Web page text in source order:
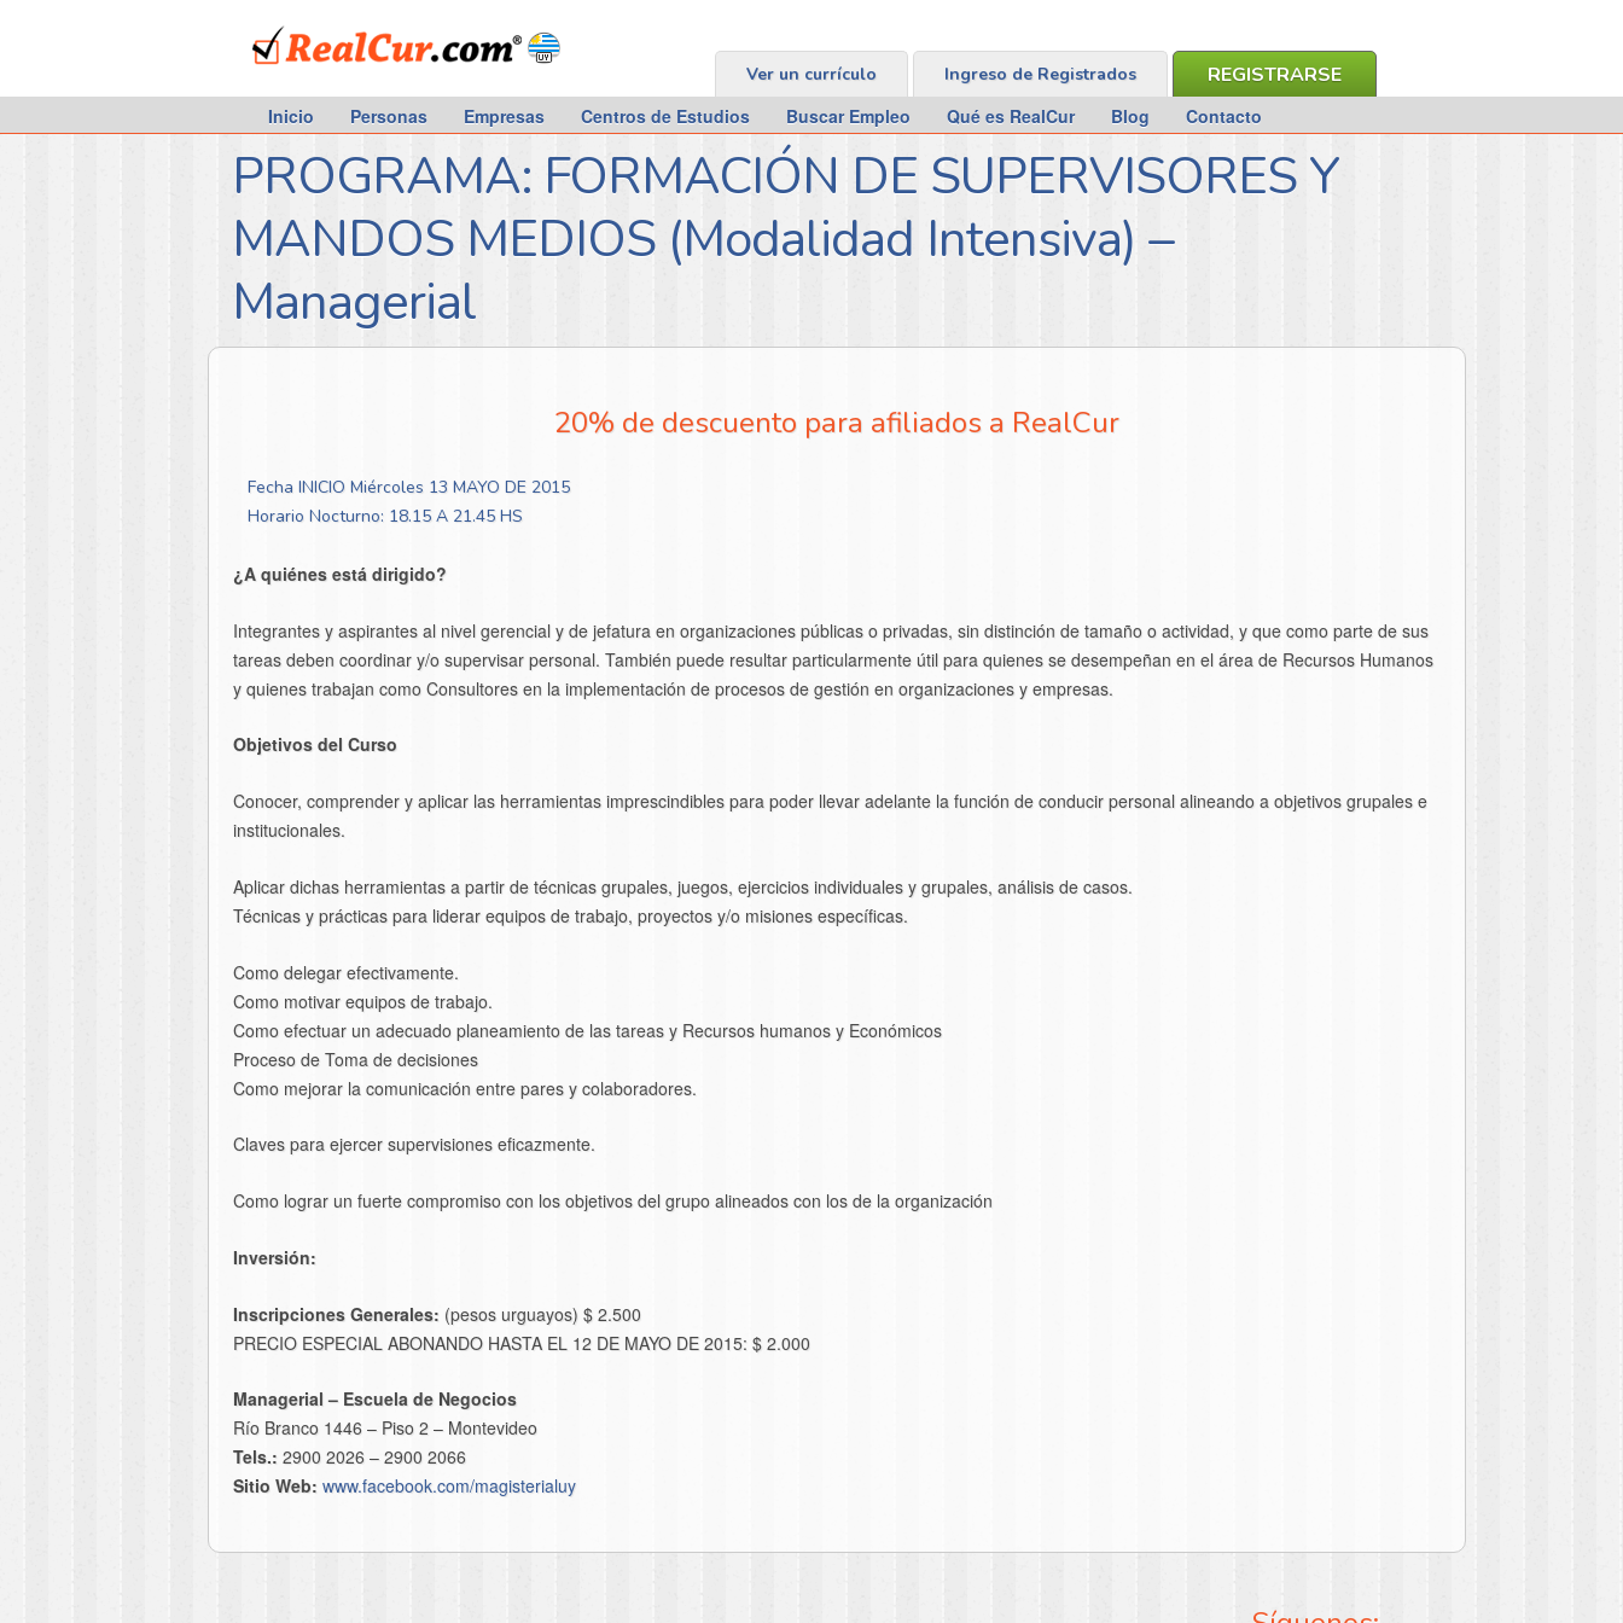
RealCur.com
REGISTRARSE
Ingreso de Registrados
Ver un currículo
Inicio Personas Empresas Centros de Estudios Buscar Empleo Qué es RealCur Blog Contacto
PROGRAMA: FORMACIÓN DE SUPERVISORES Y
MANDOS MEDIOS (Modalidad Intensiva) –
Managerial
20% de descuento para afiliados a RealCur
Fecha INICIO Miércoles 13 MAYO DE 2015
Horario Nocturno: 18.15 A 21.45 HS
¿A quiénes está dirigido?
Integrantes y aspirantes al nivel gerencial y de jefatura en organizaciones públicas o privadas, sin distinción de tamaño o actividad, y que como parte de sus
tareas deben coordinar y/o supervisar personal. También puede resultar particularmente útil para quienes se desempeñan en el área de Recursos Humanos
y quienes trabajan como Consultores en la implementación de procesos de gestión en organizaciones y empresas.
Objetivos del Curso
Conocer, comprender y aplicar las herramientas imprescindibles para poder llevar adelante la función de conducir personal alineando a objetivos grupales e
institucionales.
Aplicar dichas herramientas a partir de técnicas grupales, juegos, ejercicios individuales y grupales, análisis de casos.
Técnicas y prácticas para liderar equipos de trabajo, proyectos y/o misiones específicas.
Como delegar efectivamente.
Como motivar equipos de trabajo.
Como efectuar un adecuado planeamiento de las tareas y Recursos humanos y Económicos
Proceso de Toma de decisiones
Como mejorar la comunicación entre pares y colaboradores.
Claves para ejercer supervisiones eficazmente.
Como lograr un fuerte compromiso con los objetivos del grupo alineados con los de la organización
Inversión:
Inscripciones Generales: (pesos urguayos) $ 2.500
PRECIO ESPECIAL ABONANDO HASTA EL 12 DE MAYO DE 2015: $ 2.000
Managerial – Escuela de Negocios
Río Branco 1446 – Piso 2 – Montevideo
Tels.: 2900 2026 – 2900 2066
Sitio Web: www.facebook.com/magisterialuy